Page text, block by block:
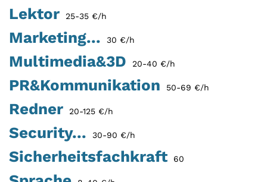
Lektor 25-35 €/h
Marketing... 30 €/h
Multimedia&3D 20-40 €/h
PR&Kommunikation 50-69 €/h
Redner 20-125 €/h
Security... 30-90 €/h
Sicherheitsfachkraft 60